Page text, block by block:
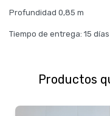
Profundidad 0,85 m
Tiempo de entrega: 15 días
Productos